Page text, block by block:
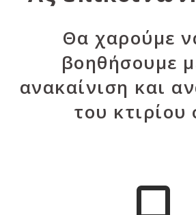
Θα χαρούμε
βοηθήσουμε
ανακαίνιση και
του κτιρίου